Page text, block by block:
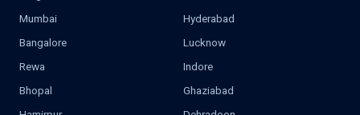
Mumbai
Hyderabad
Bangalore
Lucknow
Rewa
Indore
Bhopal
Ghaziabad